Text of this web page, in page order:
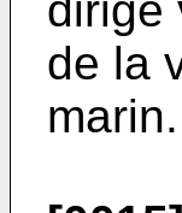
de la
marin.